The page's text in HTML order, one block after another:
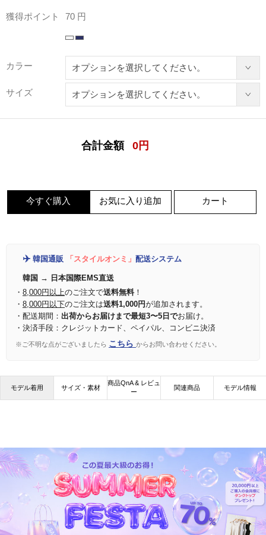
獲得ポイント 70 円
カラー
サイズ
合計金額 0 円
今すぐ購入 お気に入り追加 カート
✈️ 韓国通販 「スタイルオンミ」 配送システム
韓国 → 日本国際EMS直送
・ 8,000円以上のご注文で送料無料！
・ 8,000円以下のご注文は送料1,000円が追加されます。
・配送期間： 出荷からお届けまで最短3〜5日でお届け。
・決済手段：クレジットカード、ペイパル、コンビニ決済
※ご不明な点がございましたら こちら からお問い合わせください。
モデル着用 サイズ・素材
商品QnA & レビュ
ー
関連商品 モデル情報